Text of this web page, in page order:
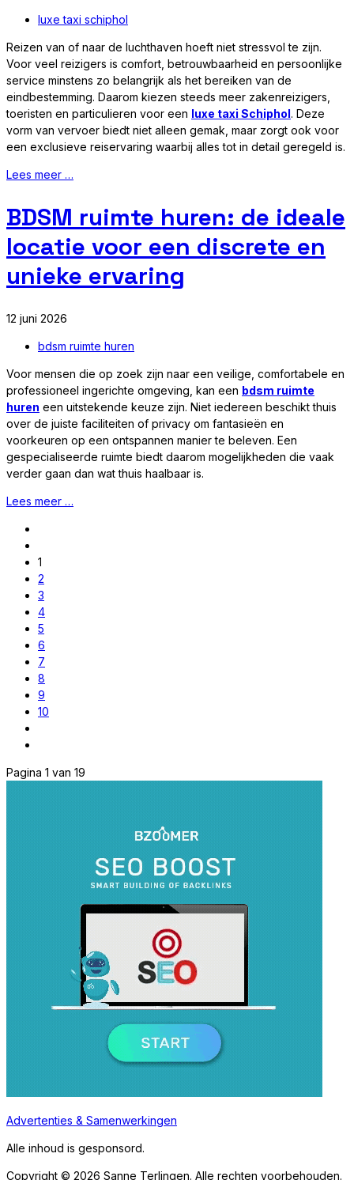
luxe taxi schiphol
Reizen van of naar de luchthaven hoeft niet stressvol te zijn.
Voor veel reizigers is comfort, betrouwbaarheid en persoonlijke
service minstens zo belangrijk als het bereiken van de
eindbestemming. Daarom kiezen steeds meer zakenreizigers,
toeristen en particulieren voor een luxe taxi Schiphol. Deze
vorm van vervoer biedt niet alleen gemak, maar zorgt ook voor
een exclusieve reiservaring waarbij alles tot in detail geregeld is.
Lees meer …
BDSM ruimte huren: de ideale
locatie voor een discrete en
unieke ervaring
12 juni 2026
bdsm ruimte huren
Voor mensen die op zoek zijn naar een veilige, comfortabele en
professioneel ingerichte omgeving, kan een bdsm ruimte
huren een uitstekende keuze zijn. Niet iedereen beschikt thuis
over de juiste faciliteiten of privacy om fantasieën en
voorkeuren op een ontspannen manier te beleven. Een
gespecialiseerde ruimte biedt daarom mogelijkheden die vaak
verder gaan dan wat thuis haalbaar is.
Lees meer …
1
2
3
4
5
6
7
8
9
10
Pagina 1 van 19
Advertenties & Samenwerkingen
Alle inhoud is gesponsord.
Copyright © 2026 Sanne Terlingen. Alle rechten voorbehouden.